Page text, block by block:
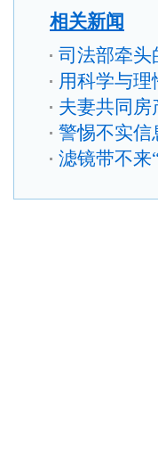
相关新闻
司法部牵头
用科学与理
夫妻共同房
警惕不实信
滤镜带不来